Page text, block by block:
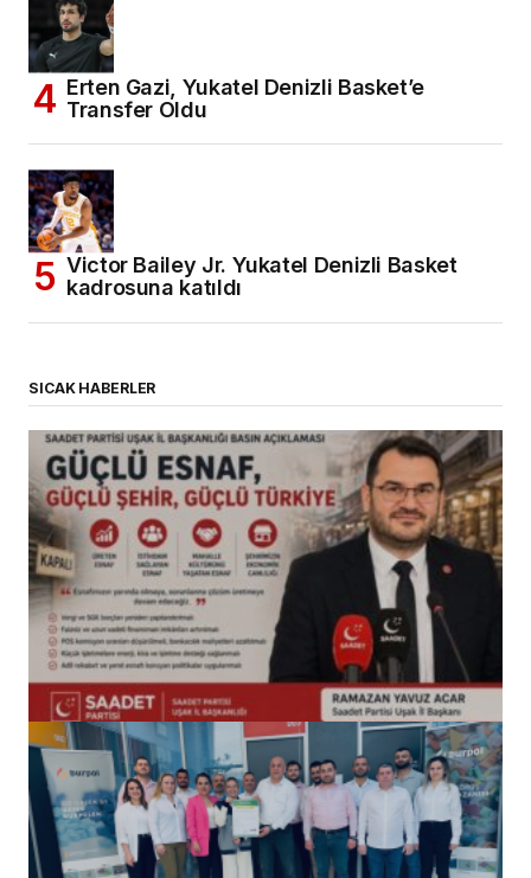
Erten Gazi, Yukatel Denizli Basket’e
Transfer Oldu
Victor Bailey Jr. Yukatel Denizli Basket
kadrosuna katıldı
SICAK HABERLER
(başlıksız)
Alaattin Karahan tarafından 14/07/2026